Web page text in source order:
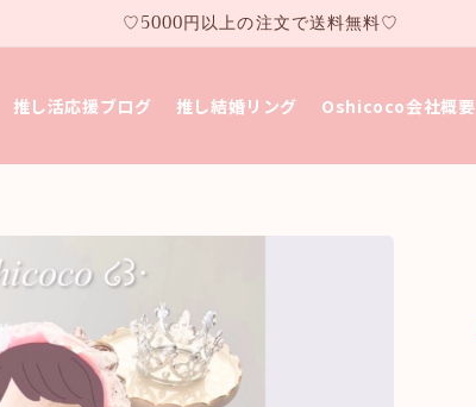
♡5000円以上の注文で送料無料♡
推し活応援ブログ 推し結婚リング Oshicoco会社概要